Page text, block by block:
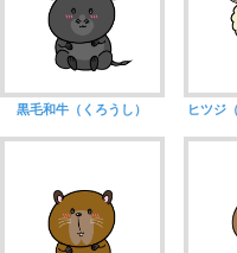
黒毛和牛（くろうし） ヒツジ